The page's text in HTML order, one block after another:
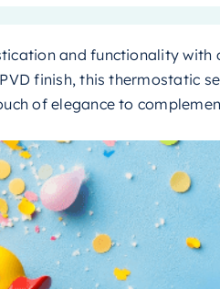
and functionality with
finish, this thermostatic
of elegance to
precise control over your
or a warm, relaxing one,
you desire.
Meer